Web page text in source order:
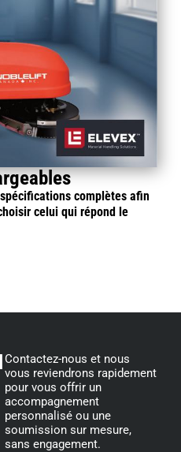
complètes afin
celui qui répond le
Contactez-nous et nous
vous reviendrons rapidement
pour vous offrir un
accompagnement
personnalisé ou une
soumission sur mesure,
sans engagement.